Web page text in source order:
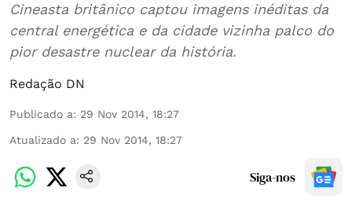
Cineasta britânico captou imagens inéditas da
central energética e da cidade vizinha palco do
pior desastre nuclear da história.
Redação DN
Publicado a: 29 Nov 2014, 18:27
Atualizado a: 29 Nov 2014, 18:27
Siga-nos